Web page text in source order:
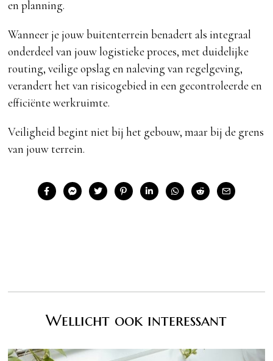
en planning.
Wanneer je jouw buitenterrein benadert als integraal
onderdeel van jouw logistieke proces, met duidelijke
routing, veilige opslag en naleving van regelgeving,
verandert het van risicogebied in een gecontroleerde en
efficiënte werkruimte.
Veiligheid begint niet bij het gebouw, maar bij de grens
van jouw terrein.
Wellicht ook interessant